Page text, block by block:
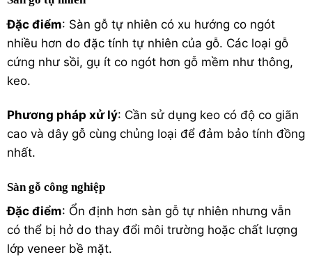
Đặc điểm: Sàn gỗ tự nhiên có xu hướng co ngót
nhiều hơn do đặc tính tự nhiên của gỗ. Các loại gỗ
cứng như sồi, gụ ít co ngót hơn gỗ mềm như thông,
keo.
Phương pháp xử lý: Cần sử dụng keo có độ co giãn
cao và dây gỗ cùng chủng loại để đảm bảo tính đồng
nhất.
Sàn gỗ công nghiệp
Đặc điểm: Ổn định hơn sàn gỗ tự nhiên nhưng vẫn
có thể bị hở do thay đổi môi trường hoặc chất lượng
lớp veneer bề mặt.